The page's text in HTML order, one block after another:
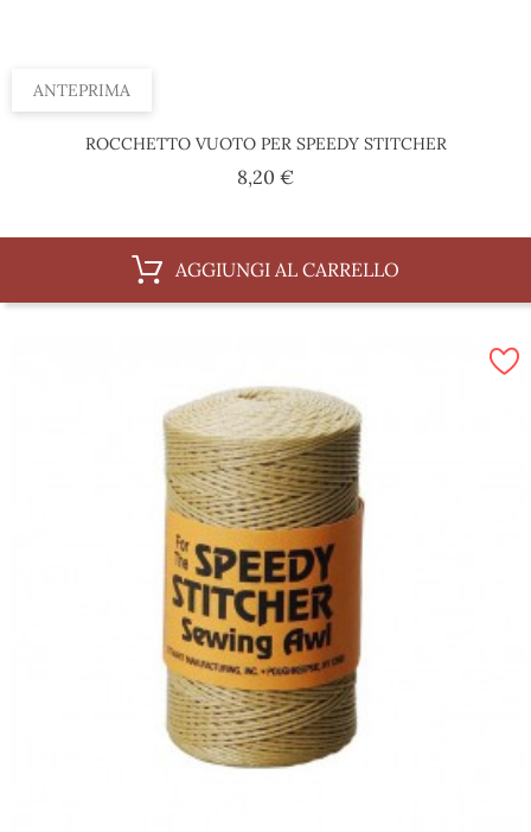
ANTEPRIMA
ROCCHETTO VUOTO PER SPEEDY STITCHER
8,20 €Prezzo
AGGIUNGI AL CARRELLO